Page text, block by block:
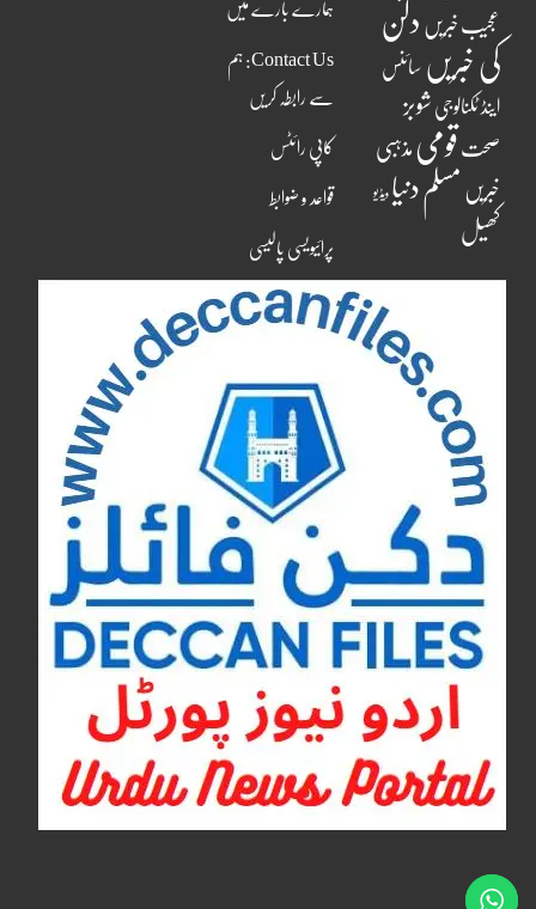
عجیب خبریں دکن
کی خبریں سائنس
اینڈ ٹکنالوجی شوبز
صحت قومی مذہبی
خبریں مسلم دنیا ویڈیو
کھیل
ہمارے بارے میں
Contact Us: ہم
سے رابطہ کریں
کاپی رائٹس
قواعد و ضوابط
پرائیویسی پالیسی